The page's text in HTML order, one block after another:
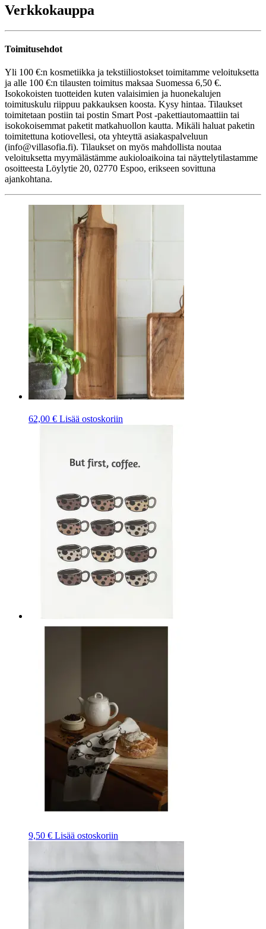
Verkkokauppa
Toimitusehdot
Yli 100 €:n kosmetiikka ja tekstiiliostokset toimitamme veloituksetta
ja alle 100 €:n tilausten toimitus maksaa Suomessa 6,50 €.
Isokokoisten tuotteiden kuten valaisimien ja huonekalujen
toimituskulu riippuu pakkauksen koosta. Kysy hintaa. Tilaukset
toimitetaan postiin tai postin Smart Post -pakettiautomaattiin tai
isokokoisemmat paketit matkahuollon kautta. Mikäli haluat paketin
toimitettuna kotiovellesi, ota yhteyttä asiakaspalveluun
(info@villasofia.fi). Tilaukset on myös mahdollista noutaa
veloituksetta myymälästämme aukioloaikoina tai näyttelytilastamme
osoitteesta Löylytie 20, 02770 Espoo, erikseen sovittuna
ajankohtana.
62,00 € Lisää ostoskoriin
9,50 € Lisää ostoskoriin